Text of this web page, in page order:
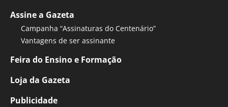
Assine a Gazeta
Campanha “Assinaturas do Centenário”
Vantagens de ser assinante
Feira do Ensino e Formação
Loja da Gazeta
Publicidade